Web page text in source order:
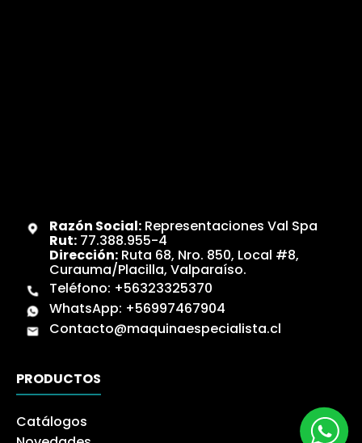
Razón Social:Representaciones Val Spa
Rut:77.388.955-4
Dirección:Ruta 68, Nro. 850, Local #8,
Curauma/Placilla, Valparaíso.
Teléfono: +56323325370
WhatsApp: +56997467904
Contacto@maquinaespecialista.cl
PRODUCTOS
Catálogos